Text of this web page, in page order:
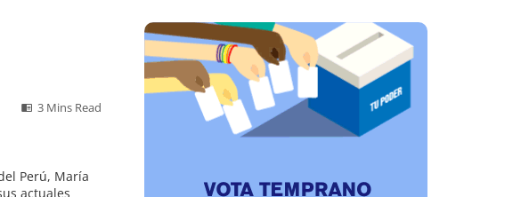
3 Mins Read
Perú, María
actuales